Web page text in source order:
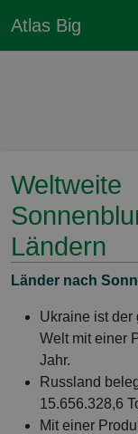
Atlas Big
Weltweite
Ländern
Länder nach
Ukraine ist der
Welt mit einer
Jahr.
Russland
15.656.328,6
Mit einer